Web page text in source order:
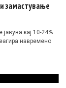
замастување
кај 10-24%
навремено